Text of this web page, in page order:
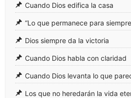
Cuando Dios edifica la casa
“Lo que permanece para
Dios siempre da la victoria
Cuando Dios habla con claridad
Cuando Dios levanta lo que
Los que no heredarán la vida